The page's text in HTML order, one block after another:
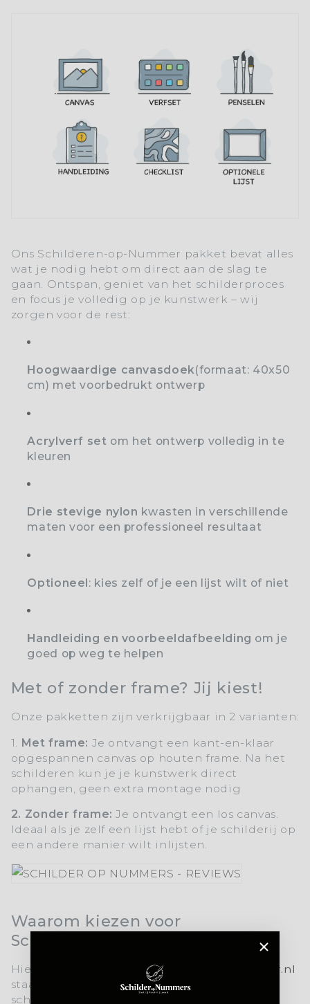
Ons Schilderen-op-Nummer pakket bevat alles
wat je nodig hebt om direct aan de slag te
gaan. Ontspan, geniet van het schilderproces
en focus je volledig op je kunstwerk – wij
zorgen voor de rest:
Hoogwaardige canvasdoek(formaat: 40x50
cm) met voorbedrukt ontwerp
Acrylverf set om het ontwerp volledig in te
kleuren
Drie stevige nylon kwasten in verschillende
maten voor een professioneel resultaat
Optioneel: kies zelf of je een lijst wilt of niet
Handleiding en voorbeeldafbeelding om je
goed op weg te helpen
Met of zonder frame? Jij kiest!
Onze pakketten zijn verkrijgbaar in 2 varianten:
1. Met frame: Je ontvangt een kant-en-klaar
opgespannen canvas op houten frame. Na het
schilderen kun je je kunstwerk direct
ophangen, geen extra montage nodig
2. Zonder frame: Je ontvangt een los canvas.
Ideaal als je zelf een lijst hebt of je schilderij op
een andere manier wilt inlijsten.
Waarom kiezen voor
SchilderOpNr.nl?
Hier is een korte uitleg waarom
schilperopnr.nl
staat voor topkwaliteit en een unieke
schilderervaring: